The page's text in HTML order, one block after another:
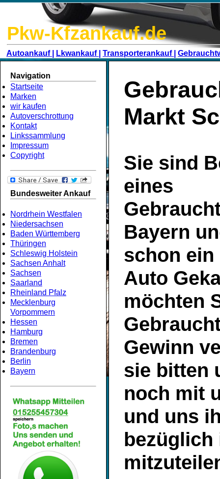
Pkw-Kfzankauf.de
Autoankauf | Lkwankauf | Transporterankauf |
Navigation
Startseite
Marken
wir kaufen
Autoverschrottung
Kontakt
Linkssammlung
Impressum
Copyright
Bundesweiter Ankauf
Nordrhein Westfalen
Niedersachsen
Baden Württemberg
Thüringen
Schleswig Holstein
Sachsen Anhalt
Sachsen
Saarland
Rheinland Pfalz
Mecklenburg
Vorpommern
Hessen
Hamburg
Bremen
Brandenburg
Berlin
Bayern
Markt
Sie sind
eines
Bayern
schon ein
Auto
möchten
Gewinn
sie bitten
noch mit
und uns